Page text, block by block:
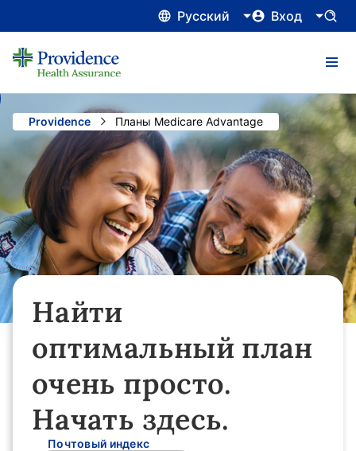
Русский Вход
Providence Current:
Планы Medicare Advantage
Найти
оптимальный план
очень просто.
Начать здесь.
Почтовый индекс